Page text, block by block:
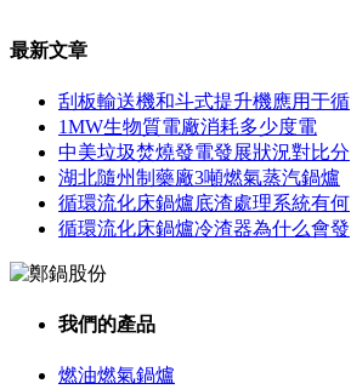
最新文章
刮板輸送機和斗式提升機應用于循
1MW生物質電廠消耗多少度電
中美垃圾焚燒發電發展狀況對比分
湖北隨州制藥廠3噸燃氣蒸汽鍋爐
循環流化床鍋爐底渣處理系統有何
循環流化床鍋爐冷渣器為什么會發
我們的產品
燃油燃氣鍋爐